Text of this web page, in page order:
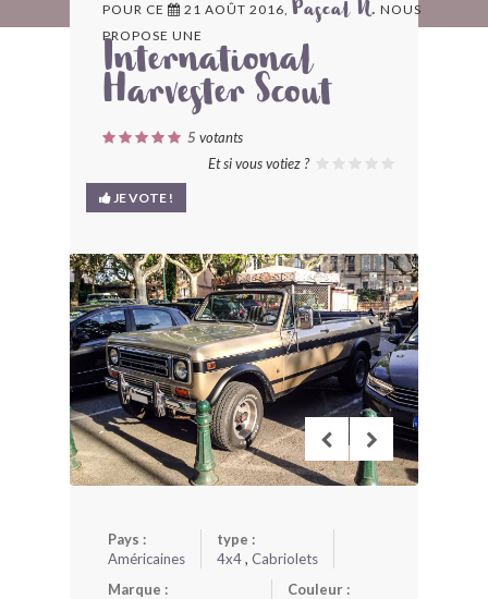
ARCHIVES
LES CONTRIBUTEURS
MODÈLES ET MARQUES
COMMENT FONCTIONNE BLV ?
POUR CE 21 AOÛT 2016, Pascal N. NOUS
PROPOSE UNE
International
Harvester Scout
5 votants
Et si vous votiez ?
JE VOTE !
Pays :
Américaines
type :
4x4, Cabriolets
Marque :
Couleur :